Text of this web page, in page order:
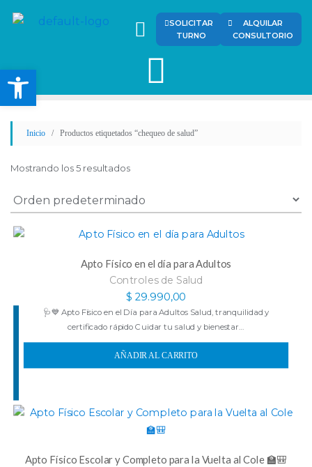
SOLICITAR
TURNO
ALQUILAR
CONSULTORIO
Inicio / Productos etiquetados “chequeo de salud”
Mostrando los 5 resultados
Apto Físico en el día para Adultos
Controles de Salud
$ 29.990,00
🩺💙 Apto Físico en el Día para Adultos Salud, tranquilidad y
certificado rápido Cuidar tu salud y bienestar…
AÑADIR AL CARRITO
Apto Físico Escolar y Completo para la Vuelta al Cole 🏫🎒
Abrir barra de